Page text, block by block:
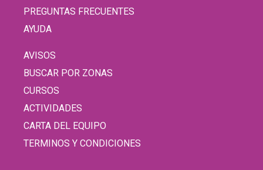
PREGUNTAS FRECUENTES
AYUDA
AVISOS
BUSCAR POR ZONAS
CURSOS
ACTIVIDADES
CARTA DEL EQUIPO
TERMINOS Y CONDICIONES